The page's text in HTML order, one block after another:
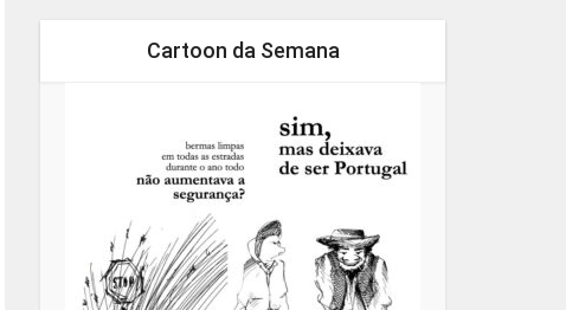
Cartoon da Semana